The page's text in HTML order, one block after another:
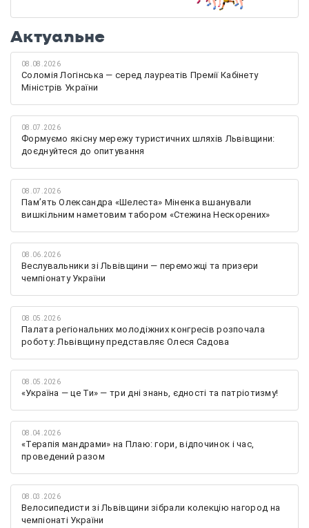
Актуальне
08.08.2026
Соломія Логінська — серед лауреатів Премії Кабінету
Міністрів України
08.07.2026
Формуємо якісну мережу туристичних шляхів Львівщини:
доєднуйтеся до опитування
08.07.2026
Памʼять Олександра «Шелеста» Міненка вшанували
вишкільним наметовим табором «Стежина Нескорених»
08.06.2026
Веслувальники зі Львівщини — переможці та призери
чемпіонату України
08.05.2026
Палата регіональних молодіжних конгресів розпочала
роботу: Львівщину представляє Олеся Садова
08.05.2026
«Україна — це Ти» — три дні знань, єдності та патріотизму!
08.04.2026
«Терапія мандрами» на Плаю: гори, відпочинок і час,
проведений разом
08.03.2026
Велосипедисти зі Львівщини зібрали колекцію нагород на
чемпіонаті України